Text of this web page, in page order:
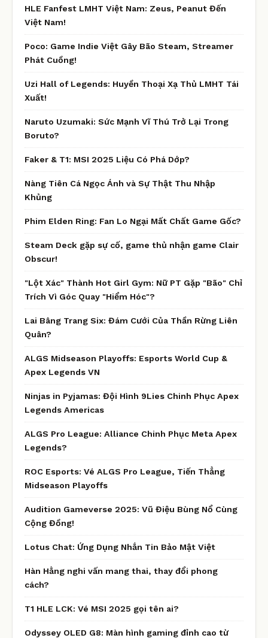
HLE Fanfest LMHT Việt Nam: Zeus, Peanut Đến
Việt Nam!
Poco: Game Indie Việt Gây Bão Steam, Streamer
Phát Cuồng!
Uzi Hall of Legends: Huyền Thoại Xạ Thủ LMHT Tái
Xuất!
Naruto Uzumaki: Sức Mạnh Vĩ Thú Trở Lại Trong
Boruto?
Faker & T1: MSI 2025 Liệu Có Phá Dớp?
Nàng Tiên Cá Ngọc Ánh và Sự Thật Thu Nhập
Khủng
Phim Elden Ring: Fan Lo Ngại Mất Chất Game Gốc?
Steam Deck gặp sự cố, game thủ nhận game Clair
Obscur!
"Lột Xác" Thành Hot Girl Gym: Nữ PT Gặp "Bão" Chỉ
Trích Vì Góc Quay "Hiểm Hóc"?
Lai Bâng Trang Six: Đám Cưới Của Thần Rừng Liên
Quân?
ALGS Midseason Playoffs: Esports World Cup &
Apex Legends VN
Ninjas in Pyjamas: Đội Hình 9Lies Chinh Phục Apex
Legends Americas
ALGS Pro League: Alliance Chinh Phục Meta Apex
Legends?
ROC Esports: Vé ALGS Pro League, Tiến Thẳng
Midseason Playoffs
Audition Gameverse 2025: Vũ Điệu Bùng Nổ Cùng
Cộng Đồng!
Lotus Chat: Ứng Dụng Nhắn Tin Bảo Mật Việt
Hàn Hằng nghi vấn mang thai, thay đổi phong
cách?
T1 HLE LCK: Vé MSI 2025 gọi tên ai?
Odyssey OLED G8: Màn hình gaming đỉnh cao từ